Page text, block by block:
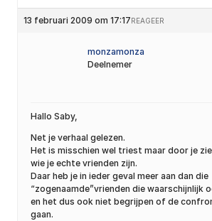
13 februari 2009 om 17:17 REAGEER
monzamonza
Deelnemer
Hallo Saby,
Net je verhaal gelezen.
Het is misschien wel triest maar door je
wie je echte vrienden zijn.
Daar heb je in ieder geval meer aan dan die
“zogenaamde”vrienden die waarschijnlijk
en het dus ook niet begrijpen of de
gaan.